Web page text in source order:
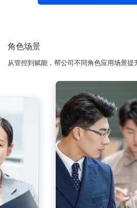
角色场景
从管控到赋能，帮公司不同角色应用场景提